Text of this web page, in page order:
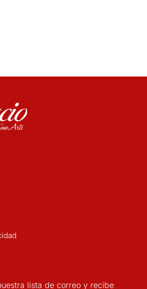
lista de correo y recibe